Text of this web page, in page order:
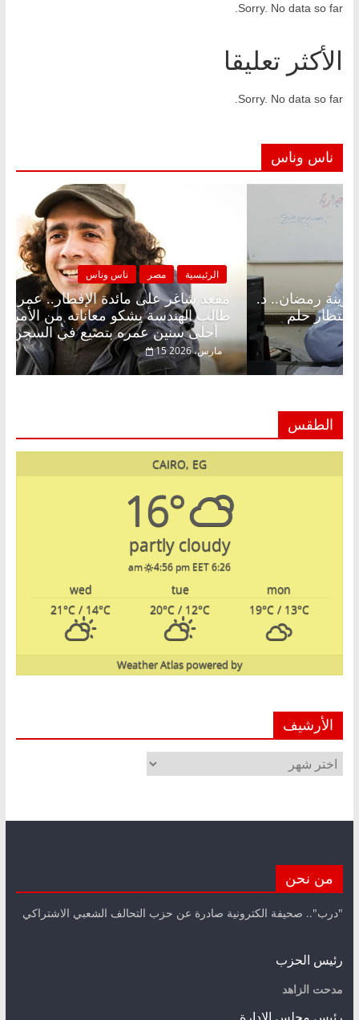
Sorry. No data so far.
الأكثر تعليقا
Sorry. No data so far.
ناس وناس
الرئيسية
مقعد
طالب
أحلى سنين عمره بتضيع في السجن
15 مارس، 2026
ناس وناس
شاغر على الإفطار وبلكونة بلا زينة رمضان.. د.
فاروق خبير اقتصادي في انتظار حلم
الطقس
CAIRO, EG
16°
partly cloudy
6:26 am
4:56 pm EET
mon
tue
wed
19°C/ 13°C
20°C / 12°C
21°C / 14°C
powered by
Weather Atlas
الأرشيف
الأرشيف
من نحن
"درب".. صحيفة الكترونية صادرة عن حزب التحالف الشعبي الاشتراكي
رئيس الحزب
مدحت الزاهد